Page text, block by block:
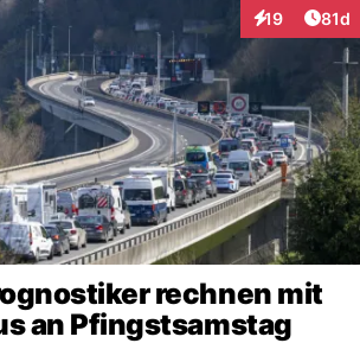
19
Interaktionen
81d
rechnen mit
an Pfingstsamstag